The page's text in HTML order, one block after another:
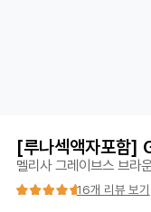
[루나섹액자포함
멜리사 그레이브스 브
16개 리뷰 보기